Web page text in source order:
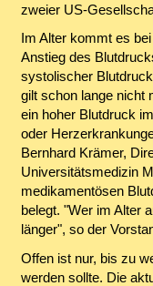
zweier US-
Im Alter kommt es
Anstieg des
systolischer
gilt schon lange nicht
ein hoher Blutdruck
oder
Bernhard Krämer,
Universitätsmedizin
medikamentösen
belegt. "Wer im Alter
länger", so der
Offen ist nur, bis zu
werden sollte. Die